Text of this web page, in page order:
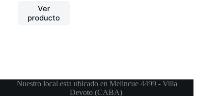
Ver
producto
Nuestro local esta ubicado en Melincue 4499 - Villa
Devoto (CABA)